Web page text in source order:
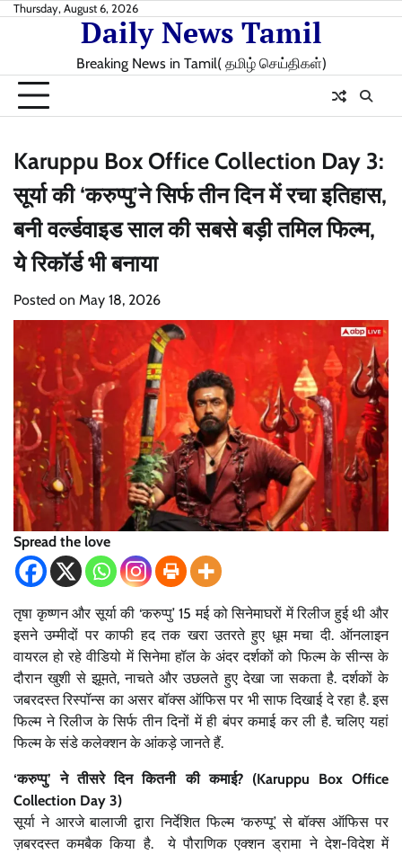
SkipThursday, August 6, 2026
Daily News Tamil
Breaking News in Tamil( தமிழ் செய்திகள்)
Karuppu Box Office Collection Day 3:
सूर्या की ‘करुप्पु’ने सिर्फ तीन दिन में रचा इतिहास,
बनी वर्ल्डवाइड साल की सबसे बड़ी तमिल फिल्म,
ये रिकॉर्ड भी बनाया
Posted on May 18, 2026
Spread the love
तृषा कृष्णन और सूर्या की ‘करुप्पु’ 15 मई को सिनेमाघरों में रिलीज हुई थी और
इसने उम्मीदों पर काफी हद तक खरा उतरते हुए धूम मचा दी. ऑनलाइन
वायरल हो रहे वीडियो में सिनेमा हॉल के अंदर दर्शकों को फिल्म के सीन्स के
दौरान खुशी से झूमते, नाचते और उछलते हुए देखा जा सकता है. दर्शकों के
जबरदस्त रिस्पॉन्स का असर बॉक्स ऑफिस पर भी साफ दिखाई दे रहा है. इस
फिल्म ने रिलीज के सिर्फ तीन दिनों में ही बंपर कमाई कर ली है. चलिए यहां
फिल्म के संडे कलेक्शन के आंकड़े जानते हैं.
‘करुप्पु’ ने तीसरे दिन कितनी की कमाई? (Karuppu Box Office
Collection Day 3)
सूर्या ने आरजे बालाजी द्वारा निर्देशित फिल्म ‘करुप्पू’ से बॉक्स ऑफिस पर
ज़बरदस्त कमबैक किया है. ये पौराणिक एक्शन ड्रामा ने देश-विदेश में